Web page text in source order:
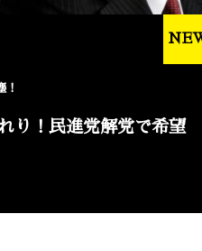
！
り！民進党解党で希望